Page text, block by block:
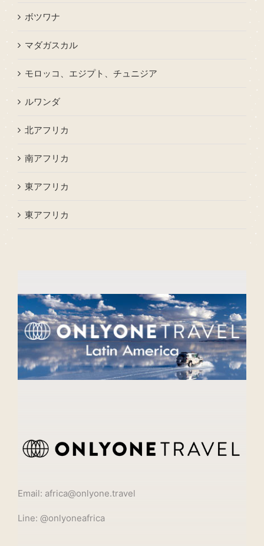
ボツワナ
マダガスカル
モロッコ、エジプト、チュニジア
ルワンダ
北アフリカ
南アフリカ
東アフリカ
東アフリカ
Email: africa@onlyone.travel
Line: @onlyoneafrica